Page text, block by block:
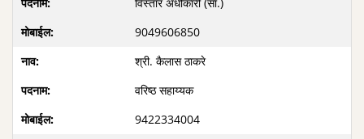
9049606850
श्री. कैलास ठाकरे
वरिष्ठ सहाय्यक
9422334004